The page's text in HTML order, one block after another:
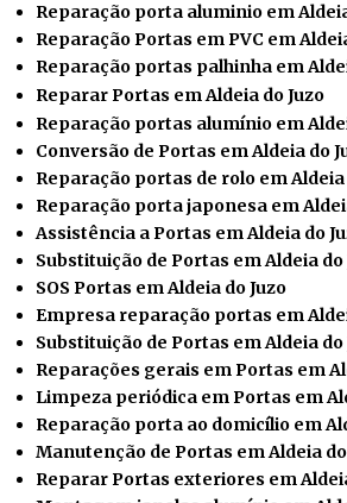
Reparação porta aluminio em
Reparação Portas em PVC em
Reparação portas palhinha em
Reparar Portas em Aldeia do Juzo
Reparação portas alumínio em
Conversão de Portas em Aldeia do
Reparação portas de rolo em Aldeia
Reparação porta japonesa em
Assistência a Portas em Aldeia do
Substituição de Portas em Aldeia do
SOS Portas em Aldeia do Juzo
Empresa reparação portas em
Substituição de Portas em Aldeia do
Reparações gerais em Portas em
Limpeza periódica em Portas em
Reparação porta ao domicílio em
Manutenção de Portas em Aldeia do
Reparar Portas exteriores em